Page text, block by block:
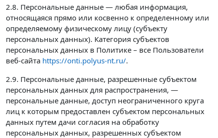
2.8. Персональные данные — любая информация,
относящаяся прямо или косвенно к определенному или
определяемому физическому лицу (субъекту
персональных данных). Категория субъектов
персональных данных в Политике – все Пользователи
веб-сайта https://onti.polyus-nt.ru/.
2.9. Персональные данные, разрешенные субъектом
персональных данных для распространения, —
персональные данные, доступ неограниченного круга
лиц к которым предоставлен субъектом персональных
данных путем дачи согласия на обработку
персональных данных, разрешенных субъектом